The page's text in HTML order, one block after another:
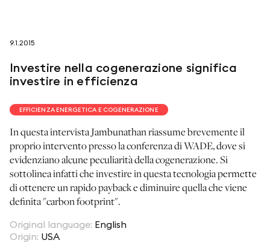
seguici su
netzerotube
9.1.2015
Investire nella cogenerazione significa
investire in efficienza
EFFICIENZA ENERGETICA E COGENERAZIONE
In questa intervista Jambunathan riassume brevemente il
proprio intervento presso la conferenza di WADE, dove si
evidenziano alcune peculiarità della cogenerazione. Si
sottolinea infatti che investire in questa tecnologia permette
di ottenere un rapido payback e diminuire quella che viene
definita "carbon footprint".
Original language: English
Origin: USA